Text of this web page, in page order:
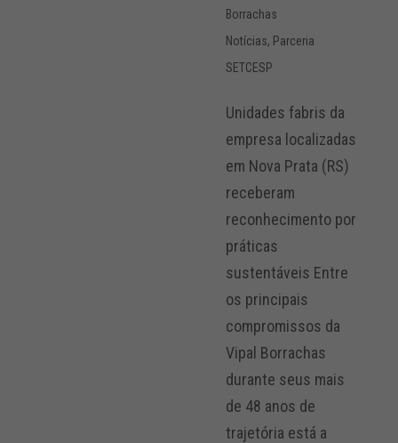
Borrachas
Notícias, Parceria
SETCESP
Unidades fabris da
empresa localizadas
em Nova Prata (RS)
receberam
reconhecimento por
práticas
sustentáveis Entre
os principais
compromissos da
Vipal Borrachas
durante seus mais
de 48 anos de
trajetória está a